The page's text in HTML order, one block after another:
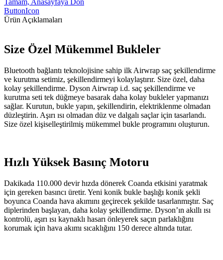
ButtonIcon
Ürün Açıklamaları
Size Özel Mükemmel Bukleler
Bluetooth bağlantı teknolojisine sahip ilk Airwrap saç şekillendirme
ve kurutma setimiz, şekillendirmeyi kolaylaştırır. Size özel, daha
kolay şekillendirme. Dyson Airwrap i.d. saç şekillendirme ve
kurutma seti tek düğmeye basarak daha kolay bukleler yapmanızı
sağlar. Kurutun, bukle yapın, şekillendirin, elektriklenme olmadan
düzleştirin. Aşırı ısı olmadan düz ve dalgalı saçlar için tasarlandı.
Size özel kişiselleştirilmiş mükemmel bukle programını oluşturun.
Hızlı Yüksek Basınç Motoru
Dakikada 110.000 devir hızda dönerek Coanda etkisini yaratmak
için gereken basıncı üretir. Yeni konik bukle başlığı konik şekli
boyunca Coanda hava akımını geçirecek şekilde tasarlanmıştır. Saç
diplerinden başlayan, daha kolay şekillendirme. Dyson’ın akıllı ısı
kontrolü, aşırı ısı kaynaklı hasarı önleyerek saçın parlaklığını
korumak için hava akımı sıcaklığını 150 derece altında tutar.